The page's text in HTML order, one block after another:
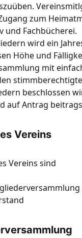
zum
und Fachbücherei.
wird ein
Höhe und
mit
beschlossen
auf Antrag
Vereins
Vereins sind